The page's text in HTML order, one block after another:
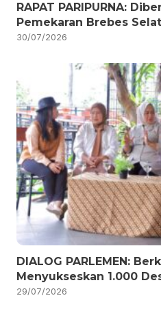
RAPAT PARIPURNA:
Pemekaran Brebes
30/07/2026
DIALOG PARLEMEN:
Menyukseskan 1.000
29/07/2026